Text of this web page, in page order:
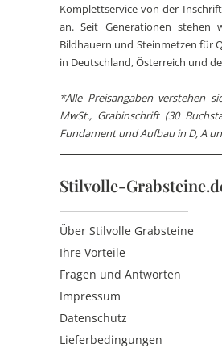
Komplettservice von der
an. Seit Generationen stehen
Bildhauern und Steinmetzen für
in Deutschland, Österreich und
*Alle Preisangaben verstehen
MwSt., Grabinschrift (30
Fundament und Aufbau in D, A
Stilvolle-
Über Stilvolle Grabsteine
Ihre Vorteile
Fragen und Antworten
Impressum
Datenschutz
Lieferbedingungen